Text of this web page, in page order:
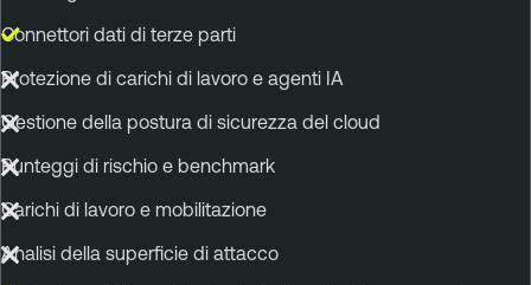
Connettori dati di terze parti
Protezione di carichi di lavoro e agenti IA
Gestione della postura di sicurezza del cloud
Punteggi di rischio e benchmark
Carichi di lavoro e mobilitazione
Analisi della superficie di attacco